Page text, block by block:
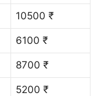
10500 ₹
6100 ₹
8700 ₹
5200 ₹